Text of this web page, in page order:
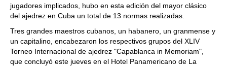
jugadores implicados, hubo en esta edición del mayor clásico
del ajedrez en Cuba un total de 13 normas realizadas.
Tres grandes maestros cubanos, un habanero, un granmense y
un capitalino, encabezaron los respectivos grupos del XLIV
Torneo Internacional de ajedrez "Capablanca in Memoriam",
que concluyó este jueves en el Hotel Panamericano de La